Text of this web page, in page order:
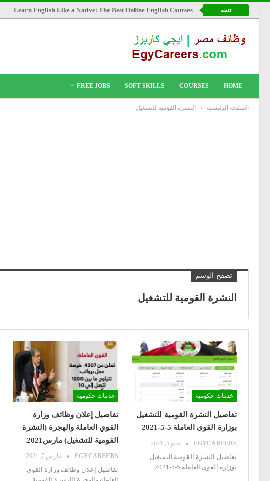
تتجه Learn English Like a Native: The Best Online English Courses
HOME
COURSES
SOFT SKILLS
FREE JOBS
الصفحة الرئيسية النشرة القومية للتشغيل
تصفح الوسم
النشرة القومية للتشغيل
خدمات حكومية
تفاصيل النشرة القومية للتشغيل
بوزارة القوى العاملة 5-5-2021
EGYCAREERS مايو 5, 2021
تفاصيل النشرة القومية للتشغيل
بوزارة القوى العاملة 5-5-2021
…
خدمات حكومية
تفاصيل إعلان وظائف وزارة
القوي العاملة والهجرة (النشرة
القومية للتشغيل) مارس2021
EGYCAREERS مارس 7, 2021
تفاصيل إعلان وظائف وزارة القوي